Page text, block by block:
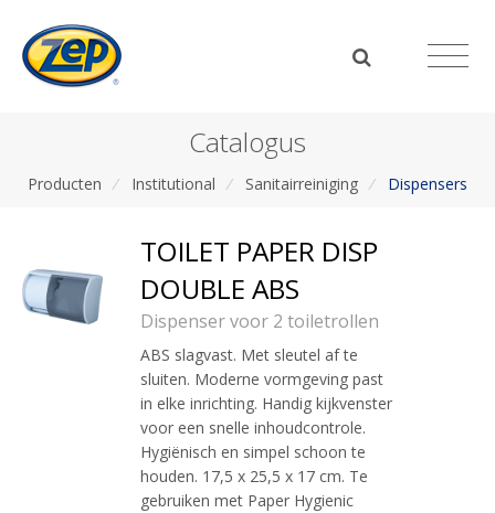
Catalogus
Producten / Institutional / Sanitairreiniging / Dispensers
TOILET PAPER DISP
DOUBLE ABS
Dispenser voor 2 toiletrollen
ABS slagvast. Met sleutel af te
sluiten. Moderne vormgeving past
in elke inrichting. Handig kijkvenster
voor een snelle inhoudcontrole.
Hygiënisch en simpel schoon te
houden. 17,5 x 25,5 x 17 cm. Te
gebruiken met Paper Hygienic